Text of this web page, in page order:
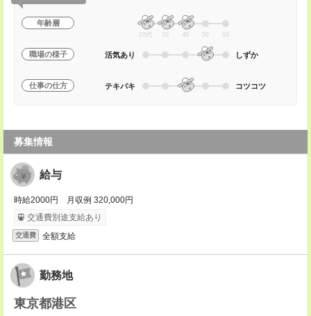
年齢層
20代 30 40 50 60
職場の様子 活気あり しずか
仕事の仕方 テキパキ コツコツ
募集情報
給与
時給2000円 月収例 320,000円
交通費別途支給あり
交通費 全額支給
勤務地
東京都港区